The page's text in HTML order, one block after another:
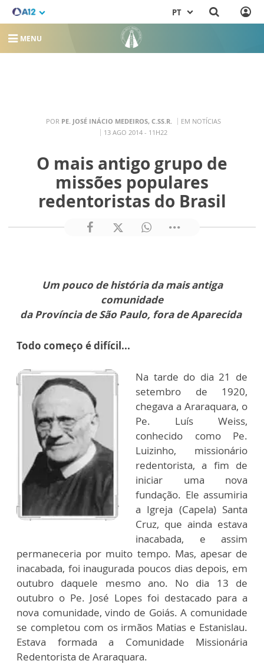
PT
MENU
POR PE. JOSÉ INÁCIO MEDEIROS, C.SS.R.
EM NOTÍCIAS
13 AGO 2014 - 11H22
O mais antigo grupo de
missões populares
redentoristas do Brasil
Um pouco de história da mais antiga
comunidade
da Província de São Paulo, fora de Aparecida
Todo começo é difícil...
Na tarde do dia 21 de
setembro de 1920,
chegava a Araraquara, o
Pe. Luís Weiss,
conhecido como Pe.
Luizinho, missionário
redentorista, a fim de
iniciar uma nova
fundação. Ele assumiria
a Igreja (Capela) Santa
Cruz, que ainda estava
inacabada, e assim
permaneceria por muito tempo. Mas, apesar de
inacabada, foi inaugurada poucos dias depois, em
outubro daquele mesmo ano. No dia 13 de
outubro o Pe. José Lopes foi destacado para a
nova comunidade, vindo de Goiás. A comunidade
se completou com os irmãos Matias e Estanislau.
Estava formada a Comunidade Missionária
Redentorista de Araraquara.